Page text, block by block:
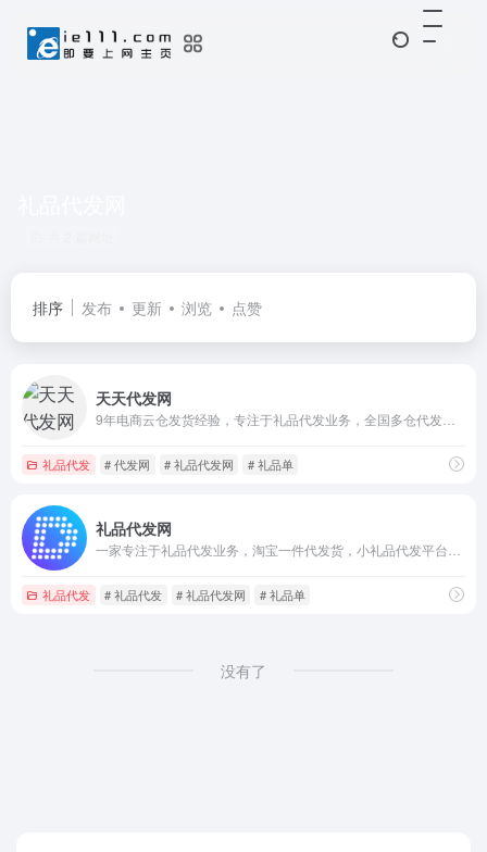
排序 发布 更新 浏览 点赞
天天代发网
礼品代发 # 代发网 # 礼品代发网 # 礼品单
礼品代发网
礼品代发 # 礼品代发 # 礼品代发网 # 礼品单
没有了